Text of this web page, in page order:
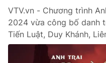
VTV.vn - Chương trình
2024 vừa công bố danh
Tiến Luật, Duy Khánh,